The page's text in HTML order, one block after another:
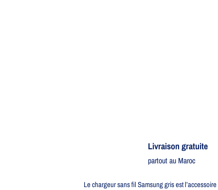
Livraison gratuite​
partout au Maroc
Le chargeur sans fil Samsung gris est